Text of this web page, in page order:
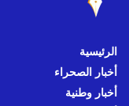
الرئيسية
أخبار الصحراء
أخبار وطنية